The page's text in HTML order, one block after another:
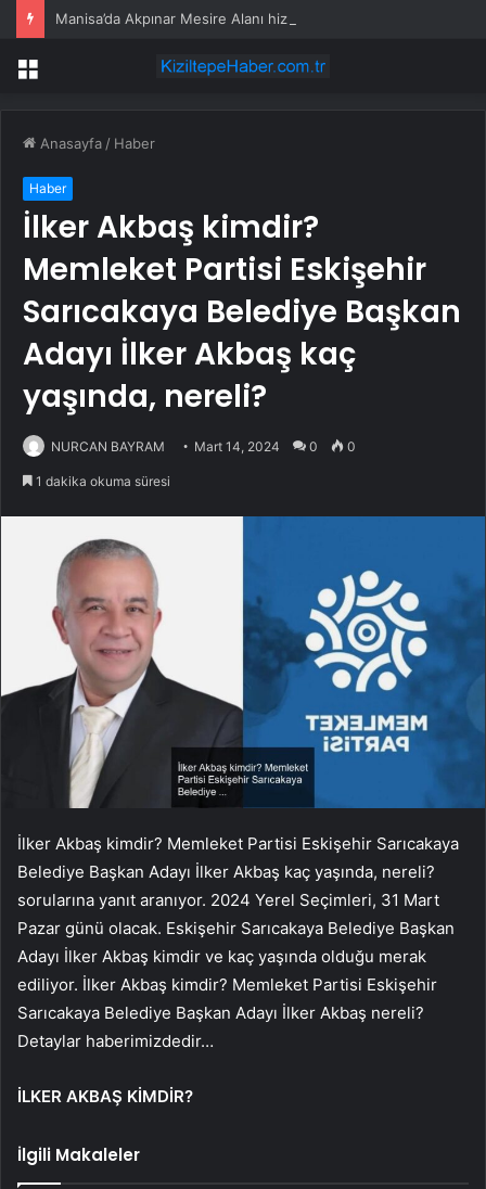
Manisa’da Akpınar Mesire Alanı hizmete açılıyor
Menü
Anasayfa / Haber
Haber
İlker Akbaş kimdir?
Memleket Partisi Eskişehir
Sarıcakaya Belediye Başkan
Adayı İlker Akbaş kaç
yaşında, nereli?
NURCAN BAYRAM Mart 14, 2024 0 0
1 dakika okuma süresi
İlker Akbaş kimdir? Memleket Partisi Eskişehir Sarıcakaya
Belediye Başkan Adayı İlker Akbaş kaç yaşında, nereli?
sorularına yanıt aranıyor. 2024 Yerel Seçimleri, 31 Mart
Pazar günü olacak. Eskişehir Sarıcakaya Belediye Başkan
Adayı İlker Akbaş kimdir ve kaç yaşında olduğu merak
ediliyor. İlker Akbaş kimdir? Memleket Partisi Eskişehir
Sarıcakaya Belediye Başkan Adayı İlker Akbaş nereli?
Detaylar haberimizdedir…
İLKER AKBAŞ KİMDİR?
İlgili Makaleler